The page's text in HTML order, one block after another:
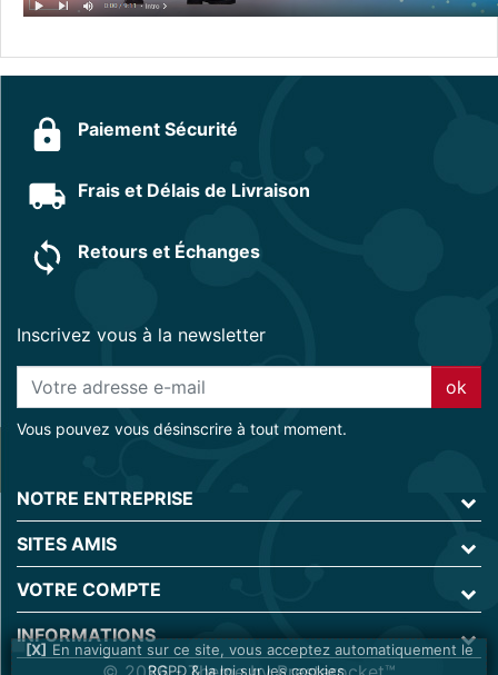
Paiement Sécurité
Frais et Délais de Livraison
Retours et Échanges
Inscrivez vous à la newsletter
ok
Vous pouvez vous désinscrire à tout moment.
NOTRE ENTREPRISE
SITES AMIS
VOTRE COMPTE
INFORMATIONS
En naviguant sur ce site, vous acceptez automatiquement le
RGPD & la loi sur les cookies